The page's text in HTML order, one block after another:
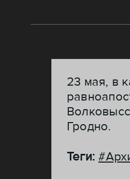
23 мая, в
Гродно.
Теги: